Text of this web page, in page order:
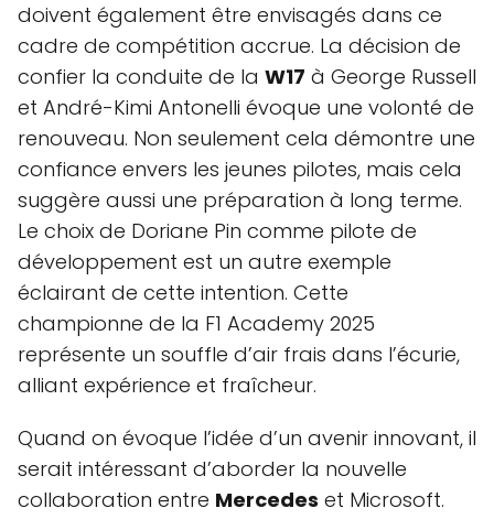
doivent également être envisagés dans ce
cadre de compétition accrue. La décision de
confier la conduite de la W17 à George Russell
et André-Kimi Antonelli évoque une volonté de
renouveau. Non seulement cela démontre une
confiance envers les jeunes pilotes, mais cela
suggère aussi une préparation à long terme.
Le choix de Doriane Pin comme pilote de
développement est un autre exemple
éclairant de cette intention. Cette
championne de la F1 Academy 2025
représente un souffle d’air frais dans l’écurie,
alliant expérience et fraîcheur.
Quand on évoque l’idée d’un avenir innovant, il
serait intéressant d’aborder la nouvelle
collaboration entre Mercedes et Microsoft.